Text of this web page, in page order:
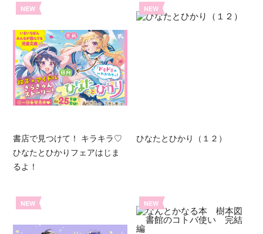
NEW
書店で見つけて！ キラキラ♡
ひなたとひかりフェアはじま
るよ！
NEW
ひなたとひかり（１２）
NEW NEW